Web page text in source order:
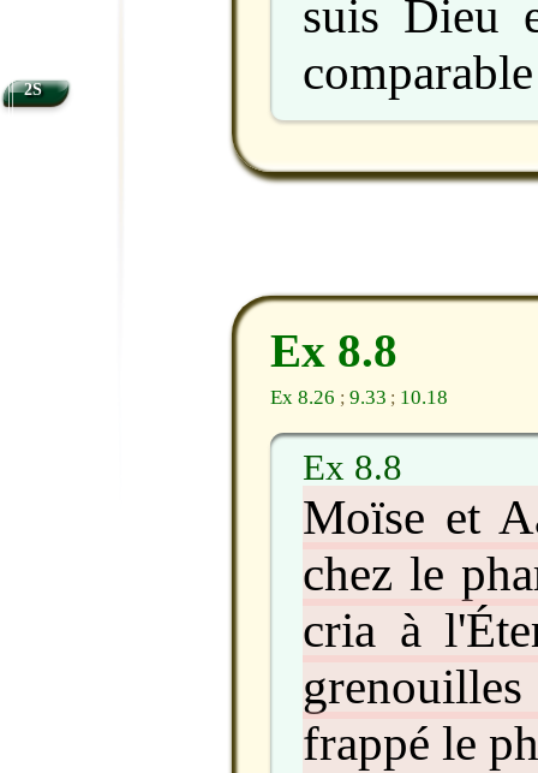
suis Dieu
Ex 8.8
Ex 8.26 ; 9.33 ; 10.18
Ex 8.8
Moïse et
chez le
cria à
frappé le
2S